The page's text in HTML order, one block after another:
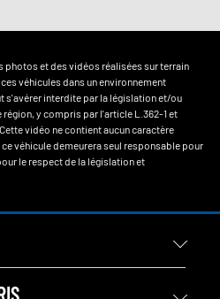
et des vidéos réalisées sur terrain
véhicules dans un environnement
interdite par la législation et/ou
y compris par l'article L.362-1 et
vidéo ne contient aucun caractère
véhicule demeurera seul responsable pour
le respect de la législation et